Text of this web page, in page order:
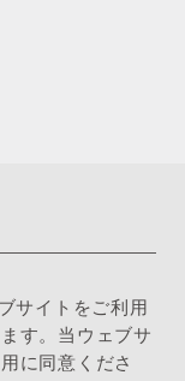
サイトをご利用
す。当ウェブサ
に同意くださ